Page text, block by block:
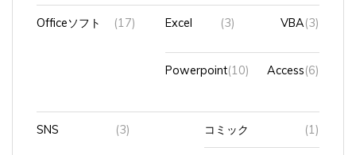
Officeソフト (17) Excel (3) VBA (3)
Powerpoint(10) Access(6)
SNS (3) コミック (1)